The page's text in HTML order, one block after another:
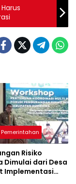
Pemerintahan
Risiko
Dimulai dari Desa
Implementasi